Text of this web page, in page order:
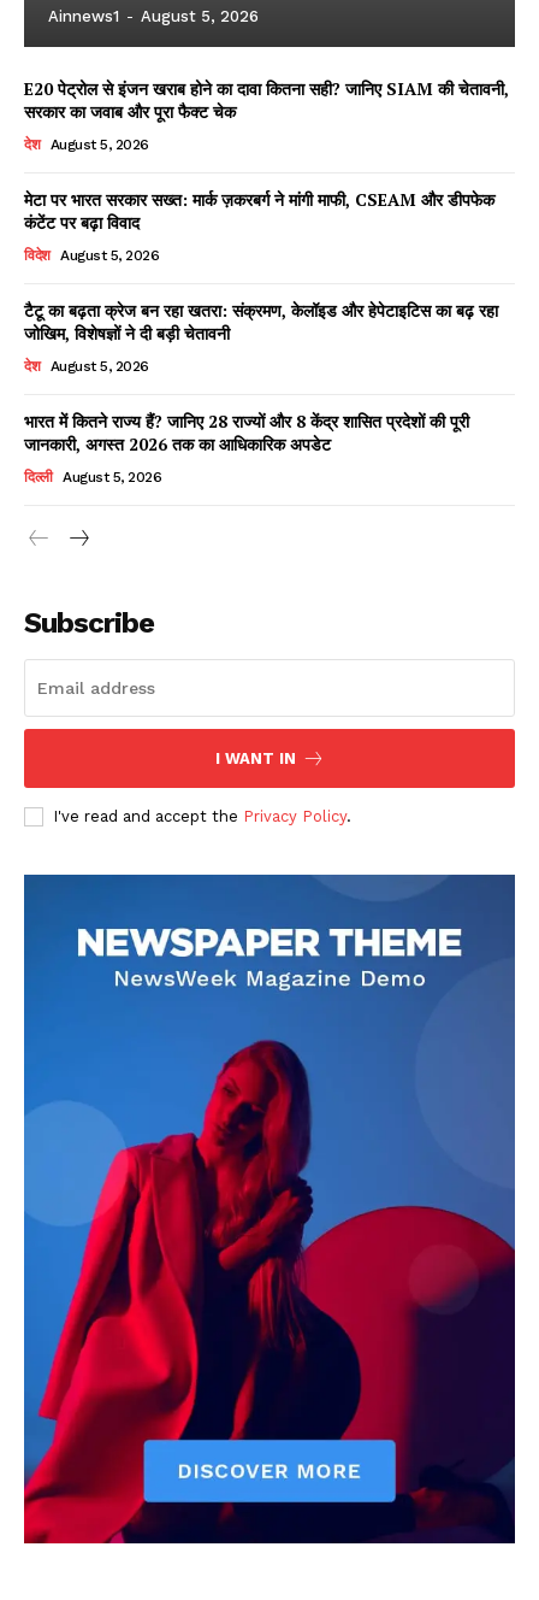
Facebook
X WhatsApp
Share
Read Latest News on AIN
AIN NEWS 1
Contact Us
Privacy Policy
Terms of Use Agreement
Facebook
X WhatsApp
Share
Ainnews1 - August 5, 2026
E20 पेट्रोल से इंजन खराब होने का दावा कितना सही? जानिए SIAM की चेतावनी,
सरकार का जवाब और पूरा फैक्ट चेक
देश August 5, 2026
मेटा पर भारत सरकार सख्त: मार्क ज़करबर्ग ने मांगी माफी, CSEAM और डीपफेक
कंटेंट पर बढ़ा विवाद
विदेश August 5, 2026
टैटू का बढ़ता क्रेज बन रहा खतरा: संक्रमण, केलॉइड और हेपेटाइटिस का बढ़ रहा
जोखिम, विशेषज्ञों ने दी बड़ी चेतावनी
देश August 5, 2026
भारत में कितने राज्य हैं? जानिए 28 राज्यों और 8 केंद्र शासित प्रदेशों की पूरी
जानकारी, अगस्त 2026 तक का आधिकारिक अपडेट
दिल्ली August 5, 2026
Subscribe
I WANT IN
I've read and accept the Privacy Policy.